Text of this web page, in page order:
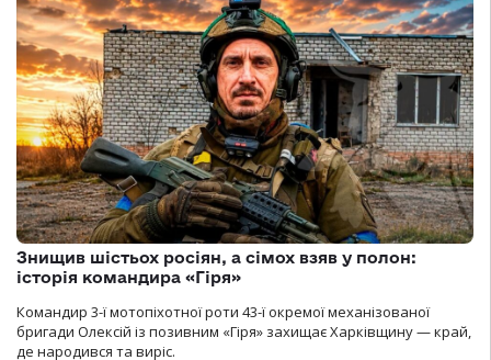
Знищив шістьох росіян, а сімох взяв у полон:
історія командира «Гіря»
Командир 3-ї мотопіхотної роти 43-ї окремої механізованої
бригади Олексій із позивним «Гіря» захищає Харківщину — край,
де народився та виріс.